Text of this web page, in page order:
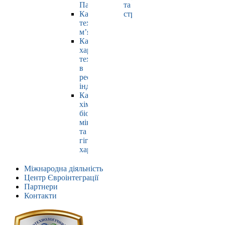
Павлюк
Кафедра
технології
м’яса
Кафедра
харчових
технологій
в
ресторанній
індустрії
Кафедра
хімії,
біохімії,
мікробіології
та
гігієни
харчування
та
страхування
Міжнародна діяльність
Центр Євроінтеграції
Партнери
Контакти